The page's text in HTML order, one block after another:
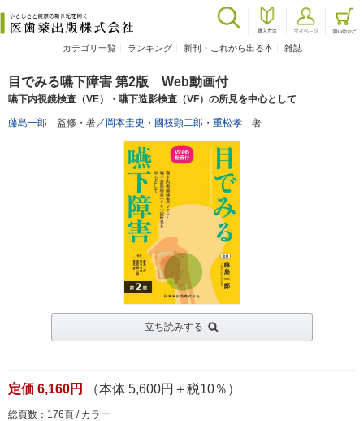
カテゴリ一覧 ランキング 新刊・これから出る本 雑誌
目でみる嚥下障害 第2版 Web動画付
嚥下内視鏡検査（VE）・嚥下造影検査（VF）の所見を中心として
藤島一郎 監修・著／ 岡本圭史 ・ 國枝顕二郎 ・ 重松孝 著
立ち読みする
定価 6,160円 （本体 5,600円＋税10％）
総頁数：176頁 / カラー